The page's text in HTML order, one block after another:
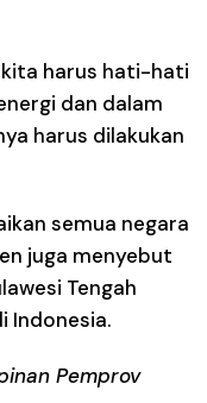
kita harus hati-hati
dan dalam
harus dilakukan
semua negara
juga menyebut
Tengah
Indonesia.
Pemprov